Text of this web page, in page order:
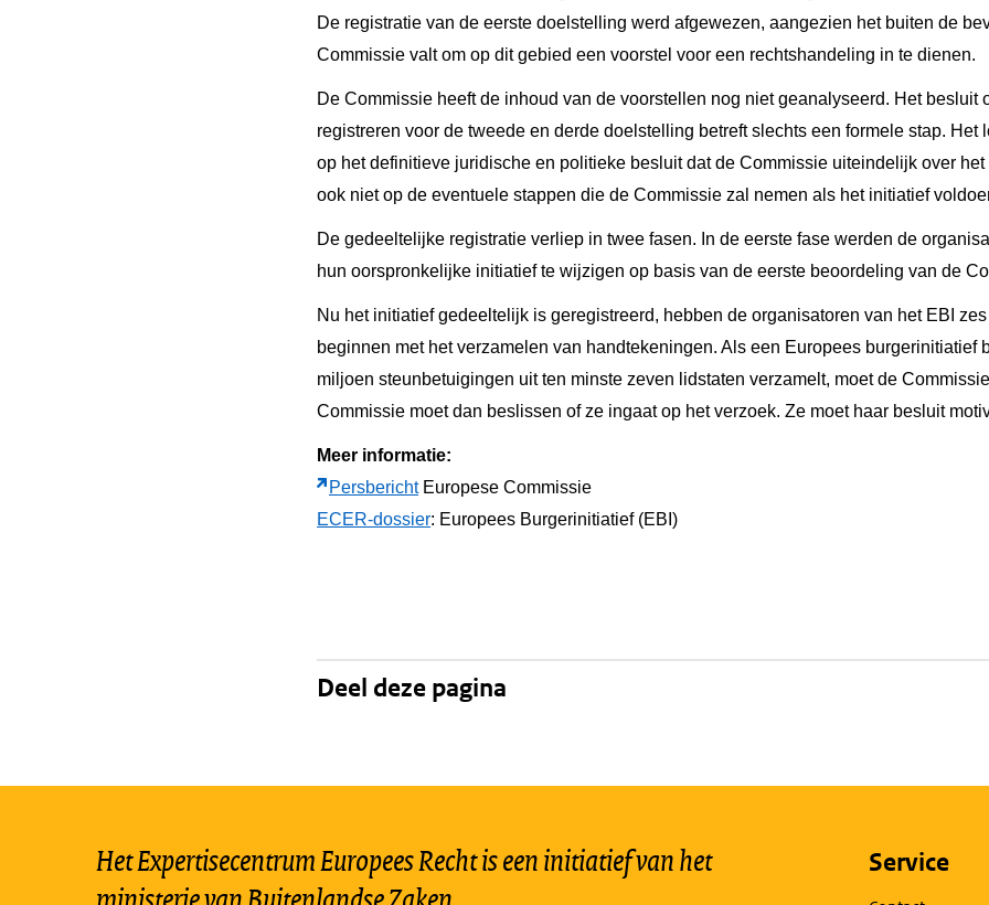
De registratie van de eerste doelstelling werd afgewezen, aangezien het buiten de
Commissie valt om op dit gebied een voorstel voor een rechtshandeling in te dienen.
De Commissie heeft de inhoud van de voorstellen nog niet geanalyseerd. Het besluit
registreren voor de tweede en derde doelstelling betreft slechts een formele stap. Het
op het definitieve juridische en politieke besluit dat de Commissie uiteindelijk over
ook niet op de eventuele stappen die de Commissie zal nemen als het initiatief
De gedeeltelijke registratie verliep in twee fasen. In de eerste fase werden de
hun oorspronkelijke initiatief te wijzigen op basis van de eerste beoordeling van de
Nu het initiatief gedeeltelijk is geregistreerd, hebben de organisatoren van het EBI
beginnen met het verzamelen van handtekeningen. Als een Europees burgerinitiatief
miljoen steunbetuigingen uit ten minste zeven lidstaten verzamelt, moet de
Commissie moet dan beslissen of ze ingaat op het verzoek. Ze moet haar besluit
Meer informatie:
PersberichtEuropese Commissie
ECER-dossier: Europees Burgerinitiatief (EBI)
Deel deze pagina
Het Expertisecentrum Europees Recht is een initiatief van het
Service